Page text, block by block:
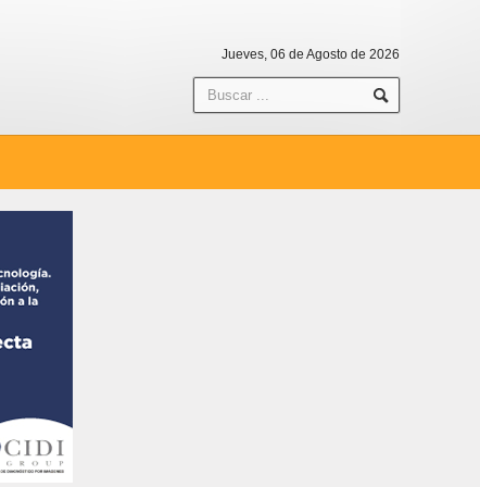
Jueves, 06 de Agosto de 2026